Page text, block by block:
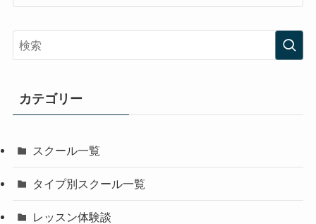
カテゴリー
スクール一覧
タイプ別スクール一覧
レッスン体験談